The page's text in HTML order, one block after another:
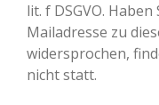
lit. f DSGVO.
Mailadresse zu
widersprochen,
nicht statt.